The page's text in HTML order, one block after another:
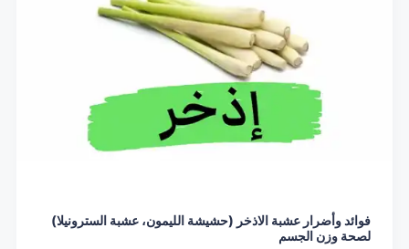
فوائد وأضرار عشبة الاذخر (حشيشة الليمون، عشبة السترونيلا)
لصحة وزن الجسم